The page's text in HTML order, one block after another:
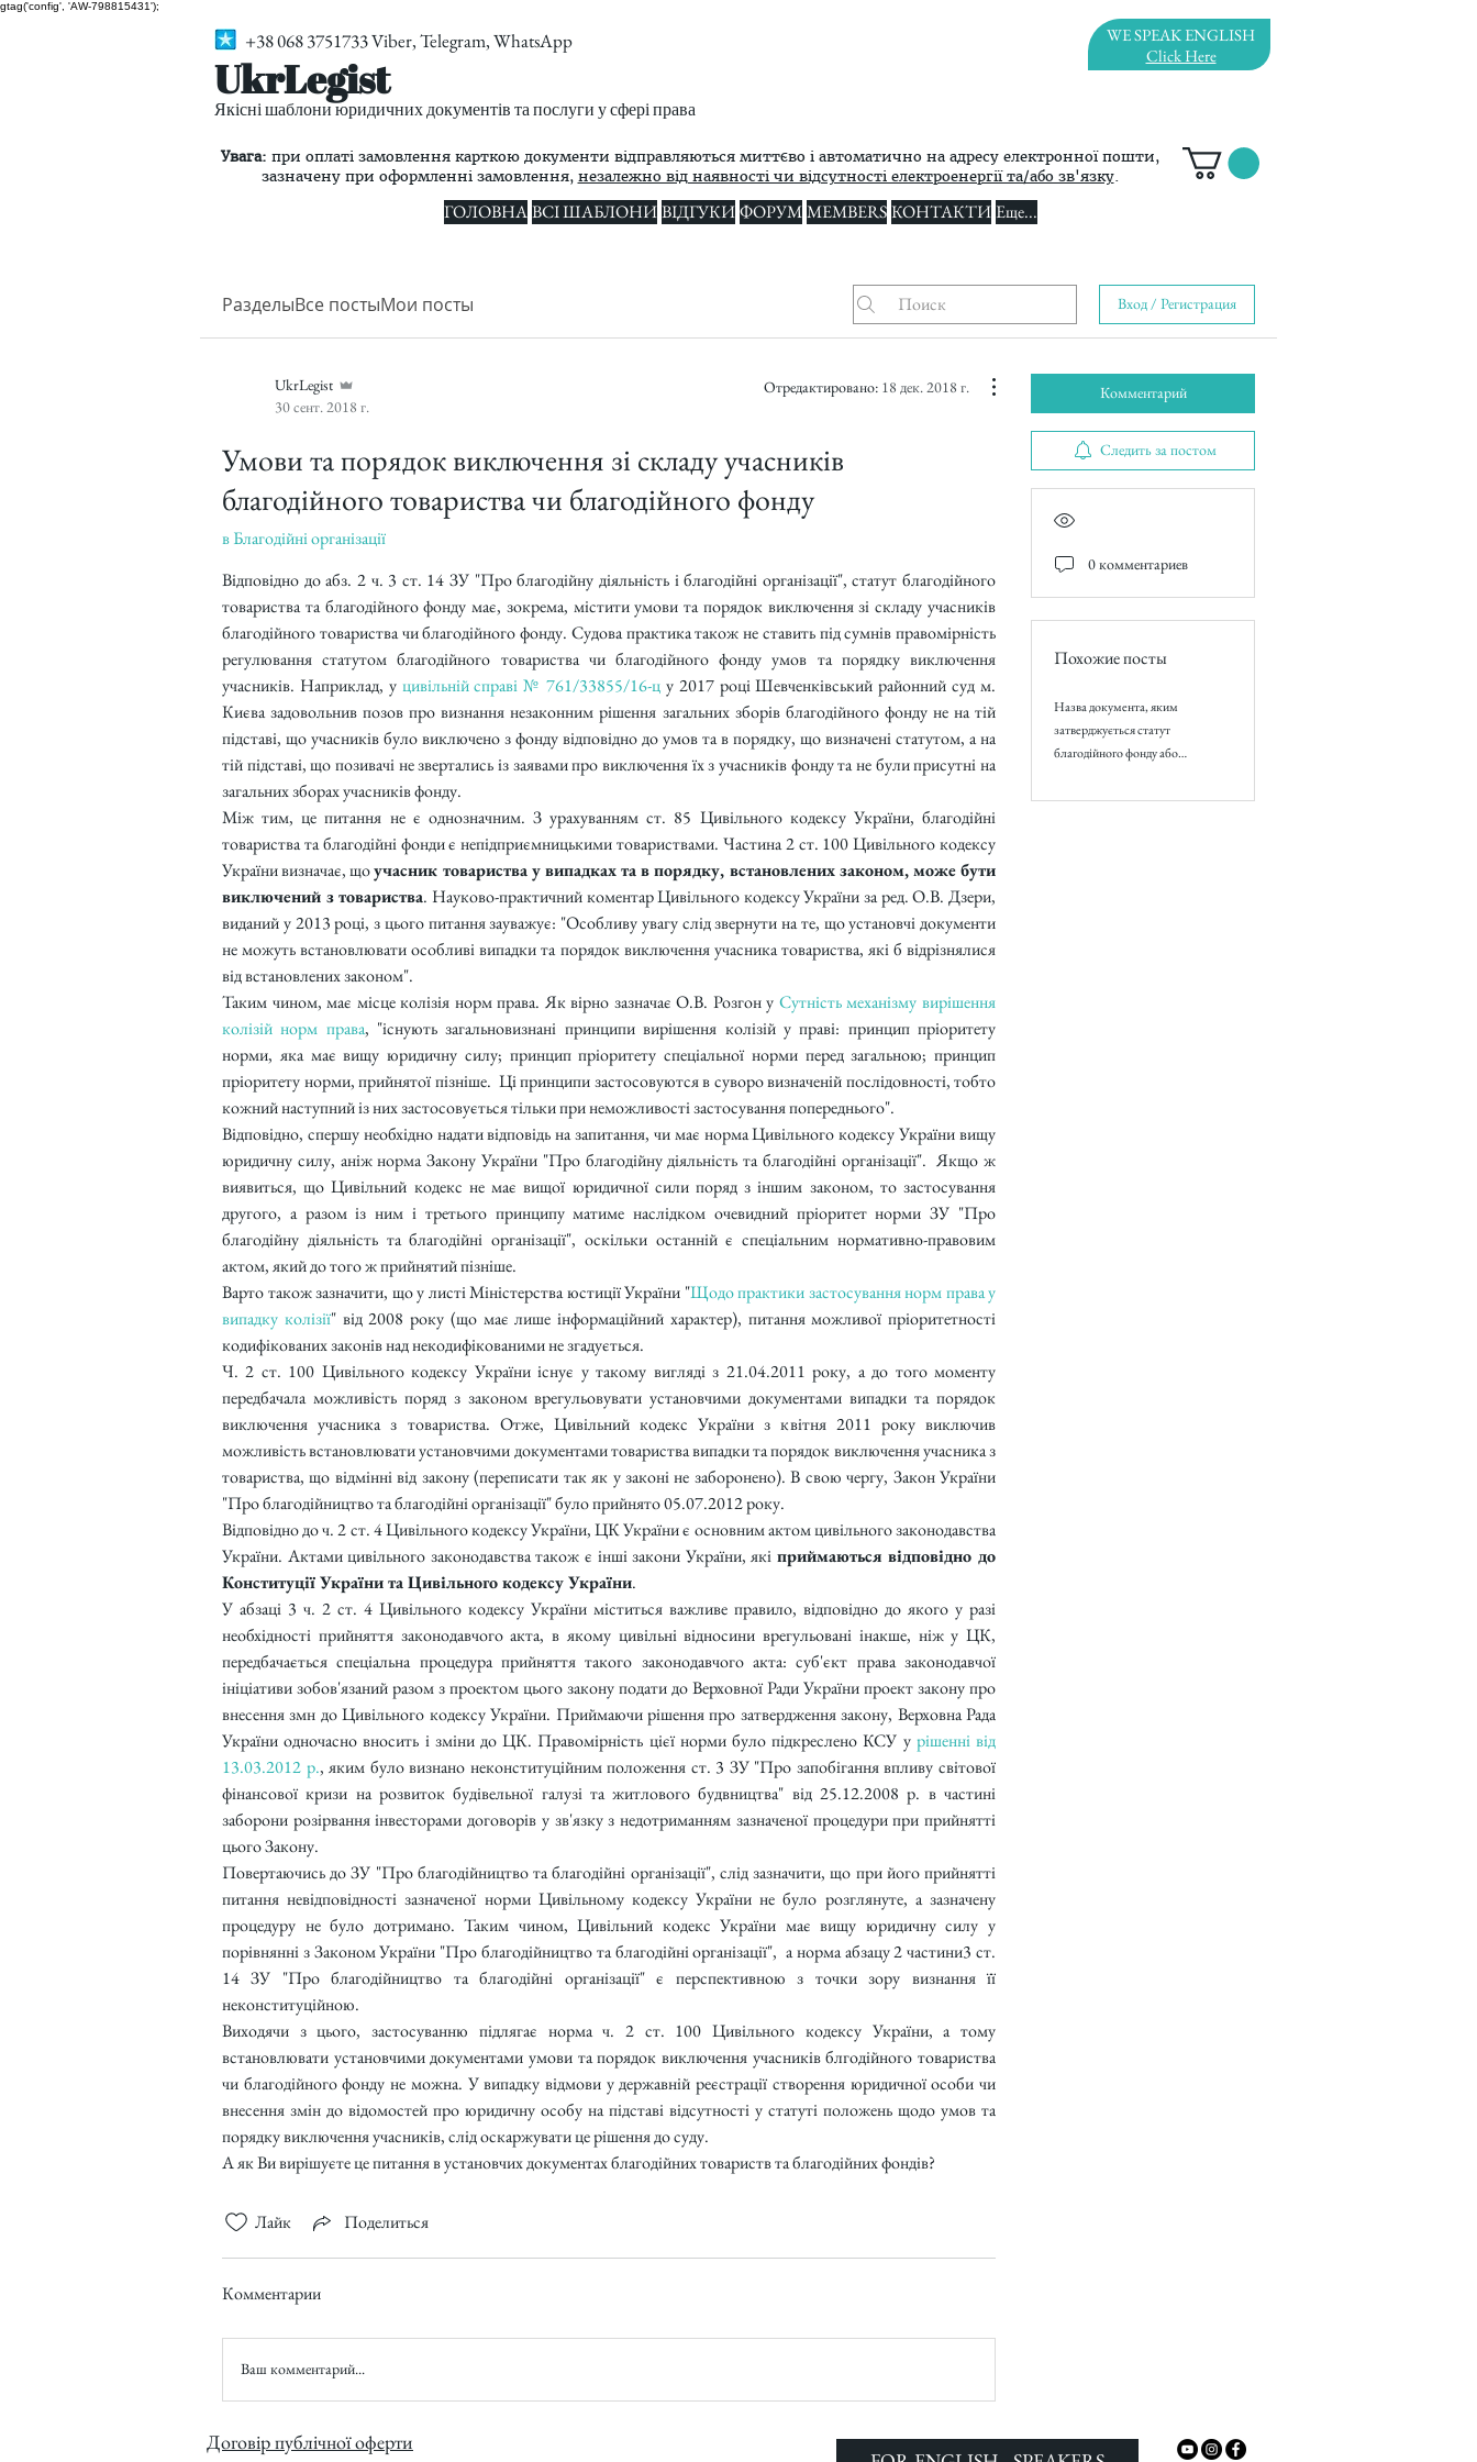
gtag('config', 'AW-798815431');
+38 068 3751733 Viber, Telegram, WhatsApp
UkrLegist
Якісні шаблони юридичних документів та послуги у сфері права
WE SPEAK ENGLISH
Click Here
Увага: при оплаті замовлення карткою документи відправляються миттєво і автоматично на адресу електронної пошти,
зазначену при оформленні замовлення, незалежно від наявності чи відсутності електроенергії та/або зв'язку.
ГОЛОВНА ВСІ ШАБЛОНИ ВІДГУКИ ФОРУМ MEMBERS КОНТАКТИ Еще...
РазделыВсе постыМои посты Вход / Регистрация
UkrLegist
30 сент. 2018 г.
Отредактировано: 18 дек. 2018 г.
Умови та порядок виключення зі складу учасників
благодійного товариства чи благодійного фонду
вБлагодійні організації
Відповідно до абз. 2 ч. 3 ст. 14 ЗУ "Про благодійну діяльність і благодійні організації", статут благодійного
товариства та благодійного фонду має, зокрема, містити умови та порядок виключення зі складу учасників
благодійного товариства чи благодійного фонду. Судова практика також не ставить під сумнів правомірність
регулювання статутом благодійного товариства чи благодійного фонду умов та порядку виключення
учасників. Наприклад, у цивільній справі № 761/33855/16-ц у 2017 році Шевченківський районний суд м.
Києва задовольнив позов про визнання незаконним рішення загальних зборів благодійного фонду не на тій
підставі, що учасників було виключено з фонду відповідно до умов та в порядку, що визначені статутом, а на
тій підставі, що позивачі не звертались із заявами про виключення їх з учасників фонду та не були присутні на
загальних зборах учасників фонду.
Між тим, це питання не є однозначним. З урахуванням ст. 85 Цивільного кодексу України, благодійні
товариства та благодійні фонди є непідприємницькими товариствами. Частина 2 ст. 100 Цивільного кодексу
України визначає, що учасник товариства у випадках та в порядку, встановлених законом, може бути
виключений з товариства. Науково-практичний коментар Цивільного кодексу України за ред. О.В. Дзери,
виданий у 2013 році, з цього питання зауважує: "Особливу увагу слід звернути на те, що установчі документи
не можуть встановлювати особливі випадки та порядок виключення учасника товариства, які б відрізнялися
від встановлених законом".
Таким чином, має місце колізія норм права. Як вірно зазначає О.В. Розгон у Сутність механізму вирішення
колізій норм права, "існують загальновизнані принципи вирішення колізій у праві: принцип пріоритету
норми, яка має вищу юридичну силу; принцип пріоритету спеціальної норми перед загальною; принцип
пріоритету норми, прийнятої пізніше.  Ці принципи застосовуются в суворо визначеній послідовності, тобто
кожний наступний із них застосовується тільки при неможливості застосування попереднього".
Відповідно, спершу необхідно надати відповідь на запитання, чи має норма Цивільного кодексу України вищу
юридичну силу, аніж норма Закону України "Про благодійну діяльність та благодійні організації".  Якщо ж
виявиться, що Цивільний кодекс не має вищої юридичної сили поряд з іншим законом, то застосування
другого, а разом із ним і третього принципу матиме наслідком очевидний пріоритет норми ЗУ "Про
благодійну діяльність та благодійні організації", оскільки останній є спеціальним нормативно-правовим
актом, який до того ж прийнятий пізніше.
Варто також зазначити, що у листі Міністерства юстиції України "Щодо практики застосування норм права у
випадку колізії" від 2008 року (що має лише інформаційний характер), питання можливої пріоритетності
кодифікованих законів над некодифікованими не згадується.
Ч. 2 ст. 100 Цивільного кодексу України існує у такому вигляді з 21.04.2011 року, а до того моменту
передбачала можливість поряд з законом врегульовувати установчими документами випадки та порядок
виключення учасника з товариства. Отже, Цивільний кодекс України з квітня 2011 року виключив
можливість встановлювати установчими документами товариства випадки та порядок виключення учасника з
товариства, що відмінні від закону (переписати так як у законі не заборонено). В свою чергу, Закон України
"Про благодійництво та благодійні організації" було прийнято 05.07.2012 року.
Відповідно до ч. 2 ст. 4 Цивільного кодексу України, ЦК України є основним актом цивільного законодавства
України. Актами цивільного законодавства також є інші закони України, які приймаються відповідно до
Конституції України та Цивільного кодексу України.
У абзаці 3 ч. 2 ст. 4 Цивільного кодексу України міститься важливе правило, відповідно до якого у разі
необхідності прийняття законодавчого акта, в якому цивільні відносини врегульовані інакше, ніж у ЦК,
передбачається спеціальна процедура прийняття такого законодавчого акта: суб'єкт права законодавчої
ініціативи зобов'язаний разом з проектом цього закону подати до Верховної Ради України проект закону про
внесення змн до Цивільного кодексу України. Приймаючи рішення про затвердження закону, Верховна Рада
України одночасно вносить і зміни до ЦК. Правомірність цієї норми було підкреслено КСУ у рішенні від
13.03.2012 р., яким було визнано неконституційним положення ст. 3 ЗУ "Про запобігання впливу світової
фінансової кризи на розвиток будівельної галузі та житлового будвництва" від 25.12.2008 р. в частині
заборони розірвання інвесторами договорів у зв'язку з недотриманням зазначеної процедури при прийнятті
цього Закону.
Повертаючись до ЗУ "Про благодійництво та благодійні організації", слід зазначити, що при його прийнятті
питання невідповідності зазначеної норми Цивільному кодексу України не було розглянуте, а зазначену
процедуру не було дотримано. Таким чином, Цивільний кодекс України має вищу юридичну силу у
порівнянні з Законом України "Про благодійництво та благодійні організації",  а норма абзацу 2 частини3 ст.
14 ЗУ "Про благодійництво та благодійні організації" є перспективною з точки зору визнання її
неконституційною.
Виходячи з цього, застосуванню підлягає норма ч. 2 ст. 100 Цивільного кодексу України, а тому
встановлювати установчими документами умови та порядок виключення учасників блгодійного товариства
чи благодійного фонду не можна. У випадку відмови у державній реєстрації створення юридичної особи чи
внесення змін до відомостей про юридичну особу на підставі відсутності у статуті положень щодо умов та
порядку виключення учасників, слід оскаржувати це рішення до суду.
А як Ви вирішуєте це питання в установчих документах благодійних товариств та благодійних фондів?
Лайк Поделиться
Комментарии
Ваш комментарий...
Комментарий
Следить за постом
0 комментариев
Похожие посты
Назва документа, яким
затверджується статут
благодійного фонду або
Договір публічної оферти